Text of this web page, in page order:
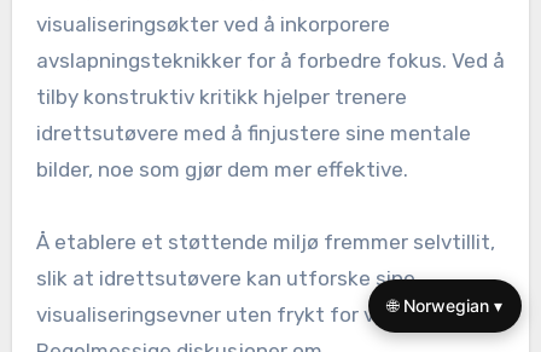
idrettsutøvere i deres
visualiseringsinnsats?
Trenere kan betydelig forbedre idrettsutøveres
🌐 Norwegian ▾